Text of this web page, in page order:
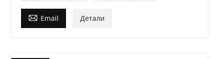
 Email Детали